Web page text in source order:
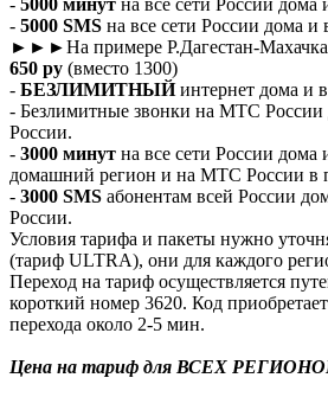
- 5000 SMS на все сети России дома и
►►►На примере Р.Дагестан-
650 ру (вместо 1300)
- БЕЗЛИМИТНЫЙинтернет дома и
- Безлимитные звонки на МТС России
России.
- 3000 минут на все сети России дома
домашний регион и на МТС России в
- 3000 SMS абонентам всей России
России.
Условия тарифа и пакеты нужно
(тариф ULTRA), они для каждого
Переход на тариф осуществляется
короткий номер 3620. Код
перехода около 2-5 мин.
Цена на тариф для ВСЕХ